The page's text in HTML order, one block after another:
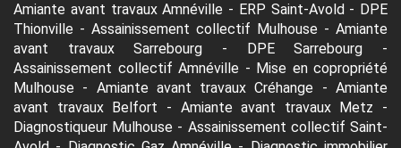
Amiante avant travaux Amnéville - ERP Saint-Avold- DPE
Thionville - Assainissement collectif Mulhouse - Amiante
avant travaux Sarrebourg - DPE Sarrebourg -
Assainissement collectif Amnéville - Mise en copropriété
Mulhouse - Amiante avant travaux Créhange -Amiante
avant travaux Belfort - Amiante avant travaux Metz -
Diagnostiqueur Mulhouse - Assainissement collectif Saint-